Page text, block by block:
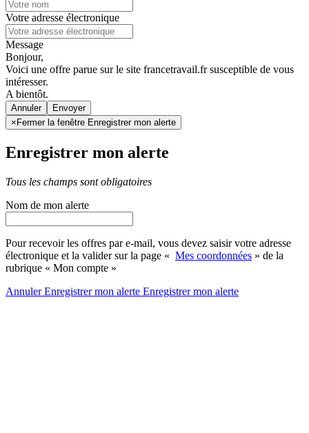
Votre adresse électronique
Message
Bonjour,
Voici une offre parue sur le site francetravail.fr susceptible de vous
intéresser.
A bientôt.
Annuler
× Fermer la fenêtre Enregistrer mon alerte
Enregistrer mon alerte
Tous les champs sont obligatoires
Nom de mon alerte
Pour recevoir les offres par e-mail, vous devez saisir votre adresse
électronique et la valider sur la page « Mes coordonnées » de la
rubrique « Mon compte »
AnnulerEnregistrer mon alerte Enregistrermon alerte